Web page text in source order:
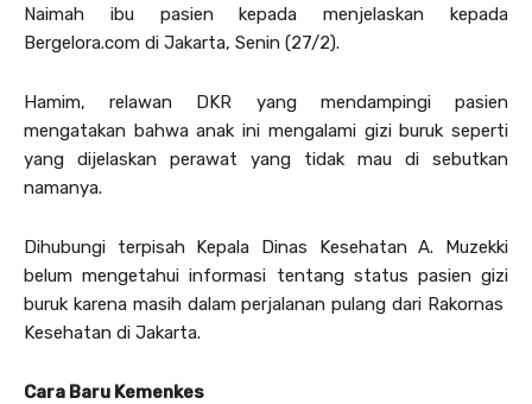
Naimah ibu pasien kepada menjelaskan kepada
Bergelora.com di Jakarta, Senin (27/2).
Hamim, relawan DKR yang mendampingi pasien
mengatakan bahwa anak ini mengalami gizi buruk seperti
yang dijelaskan perawat yang tidak mau di sebutkan
namanya.
Dihubungi terpisah Kepala Dinas Kesehatan A. Muzekki
belum mengetahui informasi tentang status pasien gizi
buruk karena masih dalam perjalanan pulang dari Rakornas
Kesehatan di Jakarta.
Cara Baru Kemenkes